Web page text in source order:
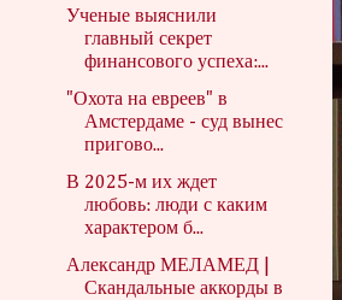
Ученые выяснили
главный секрет
финансового успеха:...
"Охота на евреев" в
Амстердаме - суд вынес
пригово...
В 2025-м их ждет
любовь: люди с каким
характером б...
Александр МЕЛАМЕД |
Скандальные аккорды в